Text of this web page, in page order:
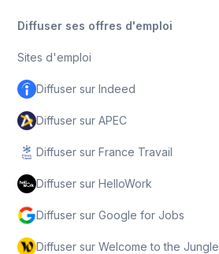
Diffuser ses offres d'emploi
Sites d'emploi
Diffuser sur Indeed
Diffuser sur APEC
Diffuser sur France Travail
Diffuser sur HelloWork
Diffuser sur Google for Jobs
Diffuser sur Welcome to the Jungle